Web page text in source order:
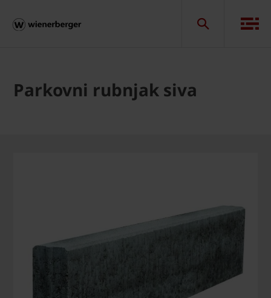
Parkovni rubnjak siva